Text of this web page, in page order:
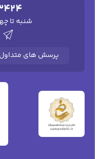
شنبه تا
پرسش های متداول